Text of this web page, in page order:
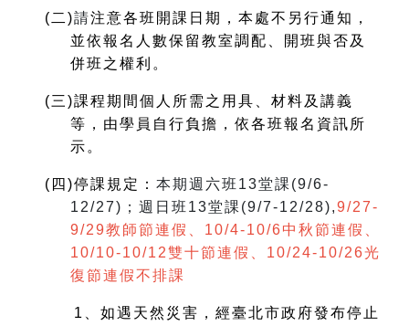
( 二)請注意各班開課日期，本處不另行通知，
並依報名人數保留教室調配、開班與否及
併班之權利。
(三)課程期間個人所需之用具、材料及講義
等，由學員自行負擔，依各班報名資訊所
示。
( 四)停課規定： 本期週六班13堂課(9/6-
12/27)；週日班13堂課(9/7-12/28),9/27-
9/29教師節連假、10/4-10/6中秋節連假、
10/10-10/12雙十節連假、10/24-10/26光
復節連假不排課
1
、如遇天然災害，經臺北市政府發布停止